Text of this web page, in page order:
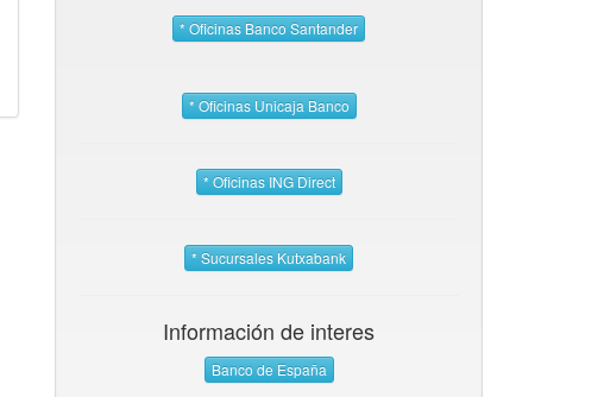
* Oficinas Banco Santander
* Oficinas Unicaja Banco
* Oficinas ING Direct
* Sucursales Kutxabank
Información de interes
Banco de España